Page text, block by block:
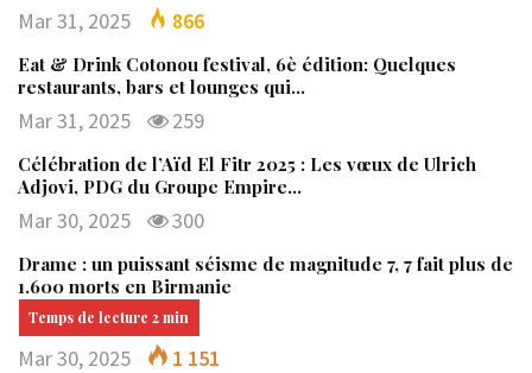
Mar 31, 2025 866
Eat & Drink Cotonou festival, 6è édition: Quelques
restaurants, bars et lounges qui…
Mar 31, 2025 259
Célébration de l’Aïd El Fitr 2025 : Les vœux de Ulrich
Adjovi, PDG du Groupe Empire…
Mar 30, 2025 300
Drame : un puissant séisme de magnitude 7, 7 fait plus de
1.600 morts en Birmanie
Mar 30, 2025 1 151